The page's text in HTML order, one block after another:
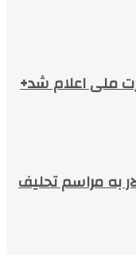
ملی اعلام شد+
به مراسم تحلیف